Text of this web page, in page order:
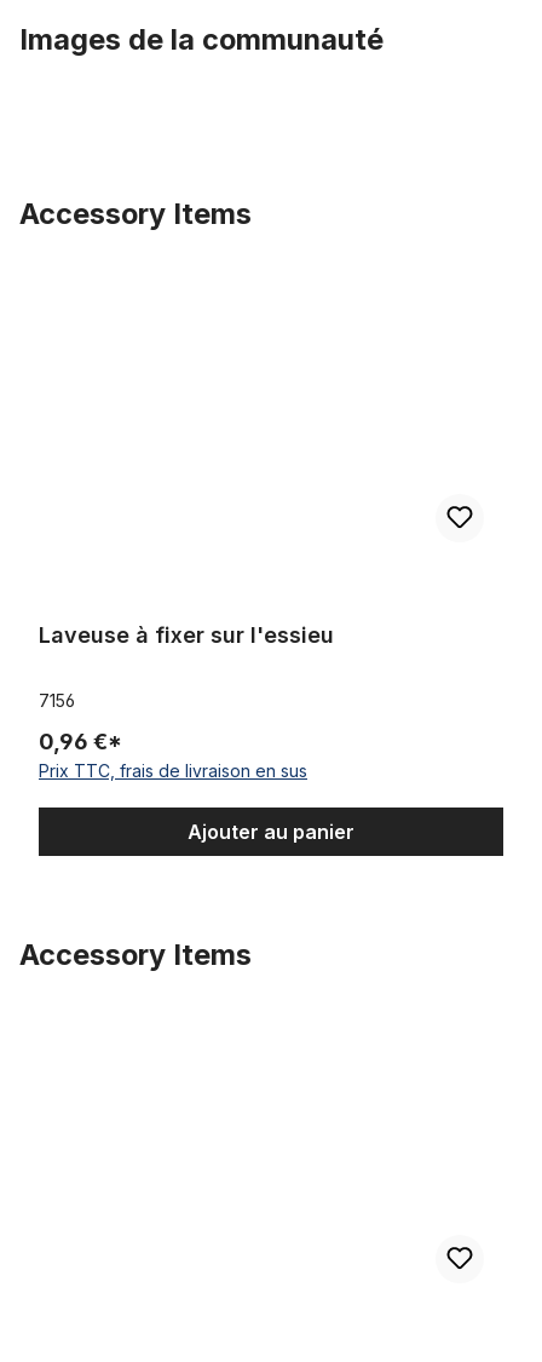
Images de la communauté
Accessory Items
Laveuse à fixer sur l'essieu
7156
0,96 €*
Prix TTC, frais de livraison en sus
Ajouter au panier
Accessory Items